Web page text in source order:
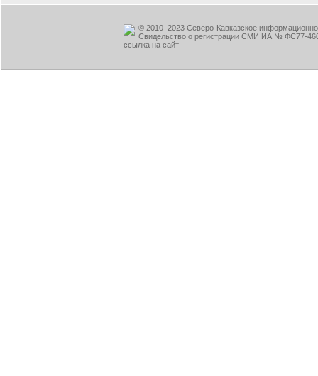
© 2010–2023 Северо-Кавказское
Свидельство о регистрации СМИ ИА № ФС77-
ссылка на сайт